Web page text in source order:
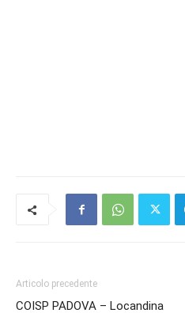
Articolo precedente
COISP PADOVA – Locandina